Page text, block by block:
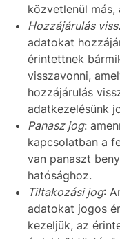
közvetlenül
Hozzájárulás
adatokat
érintettnek
visszavonni,
hozzájárulás
adatkezelésünk
Panasz jog:
kapcsolatban a
van panaszt
hatósághoz.
Tiltakozási jog:
adatokat jogos
kezeljük, az